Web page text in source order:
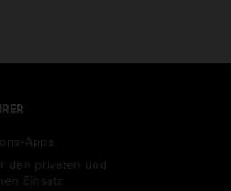
Apps
den privaten und
Einsatz